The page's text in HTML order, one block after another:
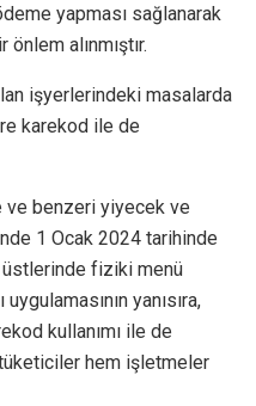
yapması sağlanarak
alınmıştır.
işyerlerindeki masalarda
karekod ile de
ve benzeri yiyecek ve
1 Ocak 2024 tarihinde
üstlerinde fiziki menü
yanısıra,
kullanımı ile de
tüketiciler hem işletmeler